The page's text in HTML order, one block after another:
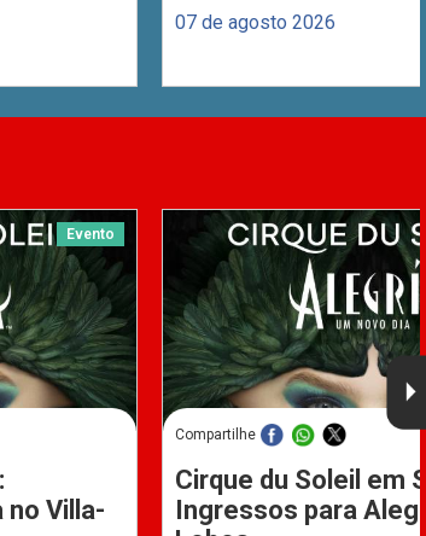
07 de agosto 2026
Evento
Villa-
Compartilhe
Cirque du Soleil em
Ingressos para